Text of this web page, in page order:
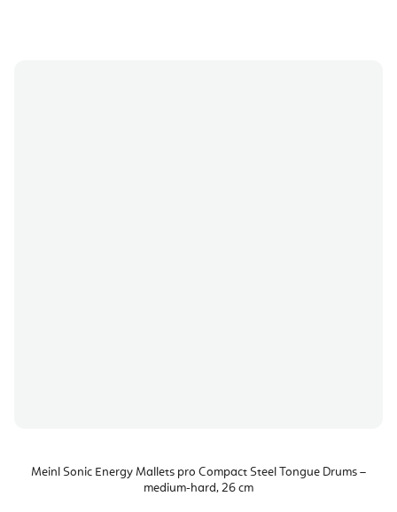
Meinl Sonic Energy Mallets pro Compact Steel Tongue Drums –
medium-hard, 26 cm